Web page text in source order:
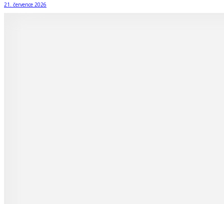
21. července 2026